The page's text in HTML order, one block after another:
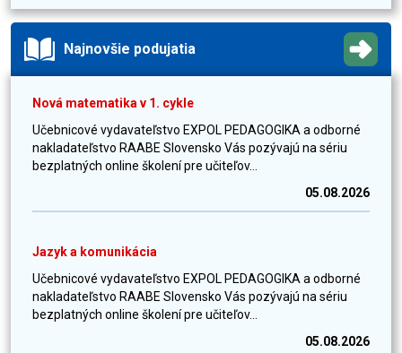
Najnovšie podujatia
Nová matematika v 1. cykle
Učebnicové vydavateľstvo EXPOL PEDAGOGIKA a odborné
nakladateľstvo RAABE Slovensko Vás pozývajú na sériu
bezplatných online školení pre učiteľov...
05.08.2026
Jazyk a komunikácia
Učebnicové vydavateľstvo EXPOL PEDAGOGIKA a odborné
nakladateľstvo RAABE Slovensko Vás pozývajú na sériu
bezplatných online školení pre učiteľov...
05.08.2026